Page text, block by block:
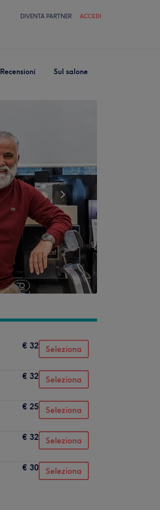
DIVENTA PARTNER ACCEDI
Recensioni Sul salone
€ 32 Seleziona
€ 32 Seleziona
€ 25 Seleziona
€ 32 Seleziona
€ 30 Seleziona